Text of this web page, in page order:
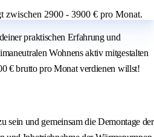
zwischen 2900 - 3900 € pro Monat.
praktischen Erfahrung und
Wohnens aktiv mitgestalten
€ brutto pro Monat verdienen willst!
sein und gemeinsam die Demontage der